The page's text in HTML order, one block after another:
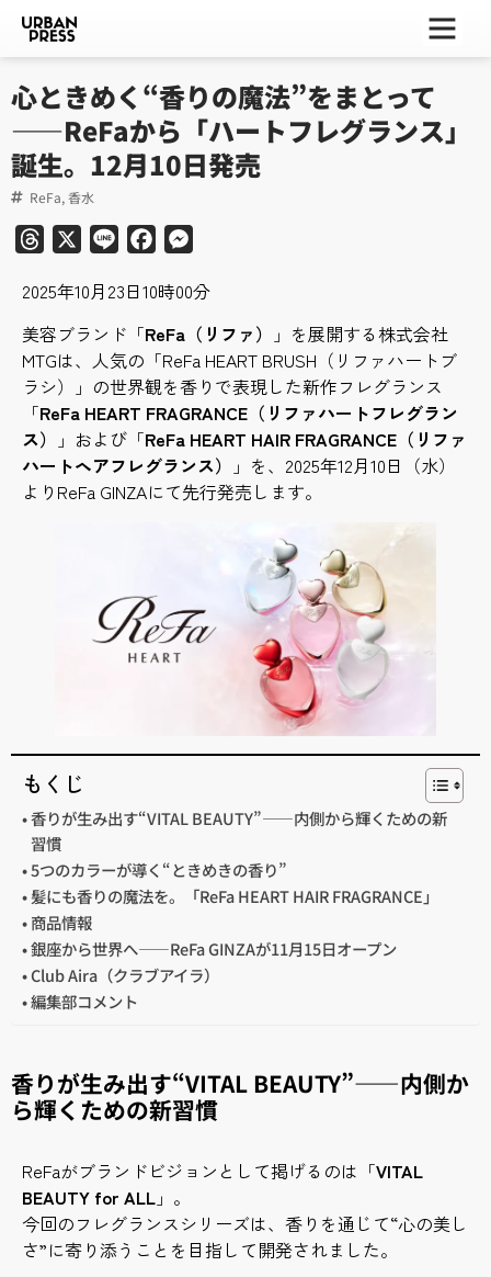
ー
ー
ー
心ときめく“香りの魔法”をまとって
——ReFaから「ハートフレグランス」
誕生。12月10日発売
ReFa, 香水
Threads Line Facebook
2025年10月23日10時00分
美容ブランド「ReFa（リファ）
」を展開する株式会社
MTGは、人気の「ReFa HEART BRUSH（リファハートブ
ラシ）」の世界観を香りで表現した新作フレグランス
「ReFa HEART FRAGRANCE（リファハートフレグラン
ス）
」および「ReFa HEART HAIR FRAGRANCE（リファ
ハートヘアフレグランス）
」を、2025年12月10日（水）
よりReFa GINZAにて先行発売します。
もくじ
香りが生み出す“VITAL BEAUTY”——内側から輝くための新
習慣
5つのカラーが導く“ときめきの香り”
髪にも香りの魔法を。「ReFa HEART HAIR FRAGRANCE」
商品情報
銀座から世界へ——ReFa GINZAが11月15日オープン
Club Aira（クラブアイラ）
編集部コメント
香りが生み出す“VITAL BEAUTY”——内側か
ら輝くための新習慣
ReFaがブランドビジョンとして掲げるのは「VITAL
BEAUTY for ALL 」。
今回のフレグランスシリーズは、香りを通じて“心の美し
さ”に寄り添うことを目指して開発されました。